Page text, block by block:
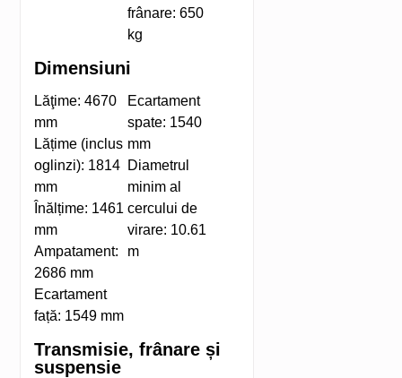
frânare:650
kg
Dimensiuni
Lăţime:4670
mm
Lățime (inclus
oglinzi): 1814
mm
Înălțime: 1461
mm
Ampatament:
2686 mm
Ecartament
față: 1549 mm
Ecartament
spate: 1540
mm
Diametrul
minim al
cercului de
virare: 10.61
m
Transmisie, frânare și
suspensie